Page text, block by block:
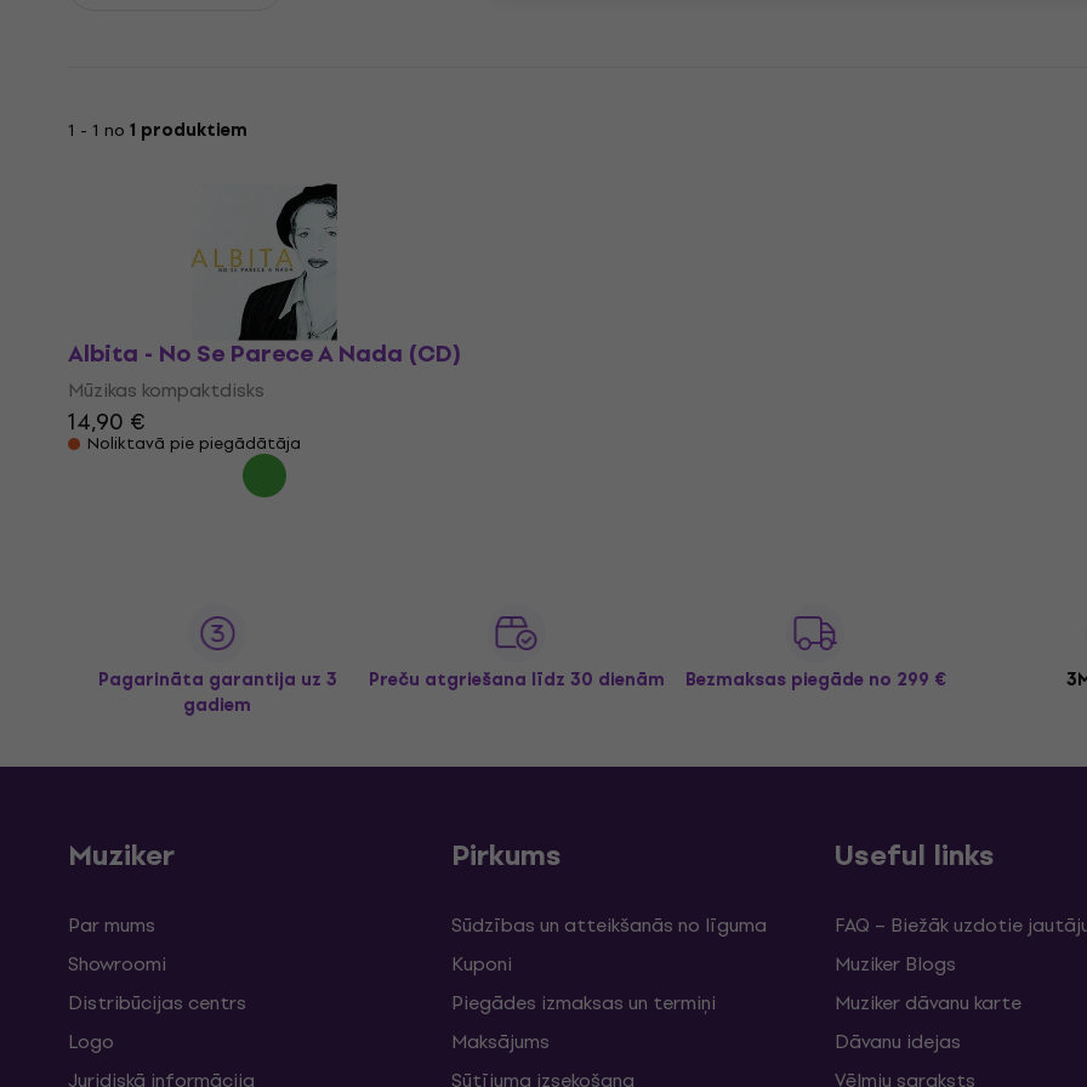
1 - 1 no 1 produktiem
Albita - No Se Parece A Nada (CD)
Mūzikas kompaktdisks
14,90 €
Noliktavā pie piegādātāja
Pagarināta garantija uz 3
gadiem
Preču atgriešana līdz 30 dienām Bezmaksas piegāde no 299 €
Muziker
Par mums
Showroomi
Distribūcijas centrs
Logo
Juridiskā informācija
Pirkums
Sūdzības un atteikšanās no līguma
Kuponi
Piegādes izmaksas un termiņi
Maksājums
Sūtījuma izsekošana
Useful links
FAQ – Biežāk uzdotie
Muziker Blogs
Muziker dāvanu karte
Dāvanu idejas
Vēlmju saraksts